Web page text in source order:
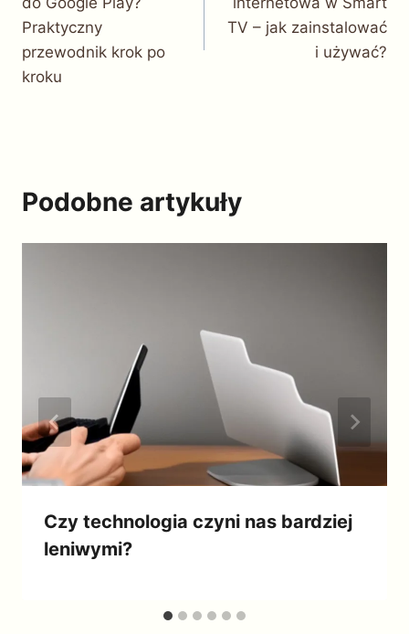
Praktyczny
przewodnik krok po
kroku
TV – jak zainstalować
i używać?
Podobne artykuły
Czy technologia czyni nas bardziej
leniwymi?